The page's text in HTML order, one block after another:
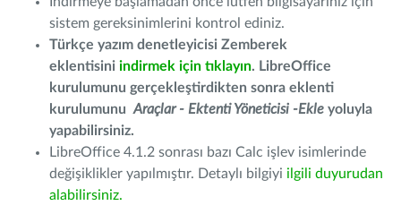
sistem gereksinimlerini kontrol ediniz.
Türkçe yazım denetleyicisi Zemberek
eklentisini indirmek için tıklayın. LibreOffice
kurulumunu gerçekleştirdikten sonra eklenti
kurulumunu Araçlar - Ektenti Yöneticisi -Ekle yoluyla
yapabilirsiniz.
LibreOffice 4.1.2 sonrası bazı Calc işlev isimlerinde
değişiklikler yapılmıştır. Detaylı bilgiyi ilgili duyurudan
alabilirsiniz.